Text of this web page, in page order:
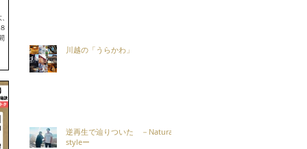
大盛
５９
１０
川越の「うらかわ」
逆再生で辿りついた －Natural
styleー